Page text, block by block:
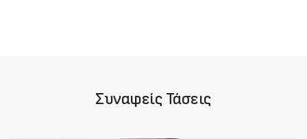
Συναφείς Τάσεις